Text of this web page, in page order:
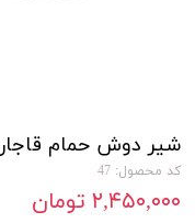
شیر دوش حمام
کد محصول: 47
۲,۴۵۰,۰۰۰ تومان